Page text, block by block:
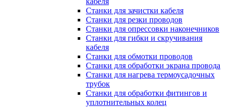
Станки для зачистки кабеля
Станки для резки проводов
Станки для опрессовки наконечников
Станки для гибки и скручивания
кабеля
Станки для обмотки проводов
Станки для обработки экрана провода
Станки для нагрева термоусадочных
трубок
Станки для обработки фитингов и
уплотнительных колец